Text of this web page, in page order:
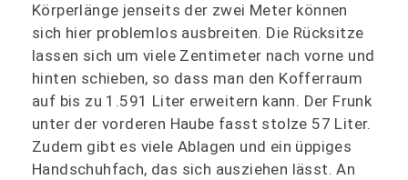
Körperlänge jenseits der zwei Meter können
sich hier problemlos ausbreiten. Die Rücksitze
lassen sich um viele Zentimeter nach vorne und
hinten schieben, so dass man den Kofferraum
auf bis zu 1.591 Liter erweitern kann. Der Frunk
unter der vorderen Haube fasst stolze 57 Liter.
Zudem gibt es viele Ablagen und ein üppiges
Handschuhfach, das sich ausziehen lässt. An